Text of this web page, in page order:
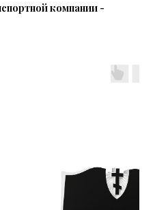
компании -